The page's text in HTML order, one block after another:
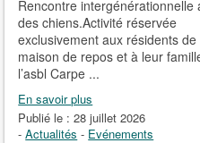
Rencontre intergénérationnelle
des chiens.Activité réservée
exclusivement aux résidents de
maison de repos et à leur
l’asbl Carpe ...
En savoir plus
Publié le :28 juillet 2026
-Actualités - Evénements